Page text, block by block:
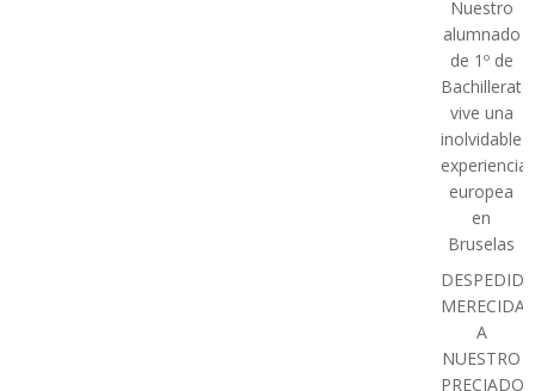
Nuestro
alumnado
de 1º de
Bachillerato
vive una
inolvidable
experiencia
europea
en
Bruselas
DESPEDIDA
MERECIDA
A
NUESTRO
PRECIADO